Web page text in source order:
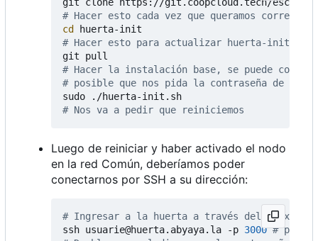
# Hacer esto cada vez que queramos correr
cd
# Hacer esto para actualizar huerta-init
# Hacer la instalación base, se puede
# posible que nos pida la contraseña de
# Nos va a pedir que reiniciemos
Luego de reiniciar y haber activado el nodo
en la red Común, deberíamos poder
conectarnos por SSH a su dirección:
# Ingresar a la huerta a través del proxy
ssh usuarie@huerta.abyaya.la -p 3000 #